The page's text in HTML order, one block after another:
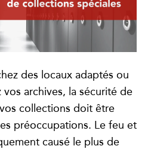
des locaux adaptés ou
archives, la sécurité de
collections doit être
préoccupations. Le feu et
causé le plus de